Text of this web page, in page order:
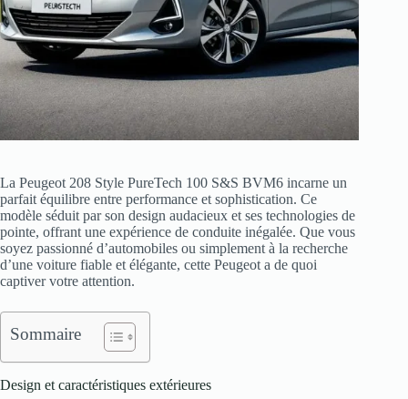
La Peugeot 208 Style PureTech 100 S&S BVM6 incarne un
parfait équilibre entre performance et sophistication. Ce
modèle séduit par son design audacieux et ses technologies de
pointe, offrant une expérience de conduite inégalée. Que vous
soyez passionné d’automobiles ou simplement à la recherche
d’une voiture fiable et élégante, cette Peugeot a de quoi
captiver votre attention.
Sommaire
Design et caractéristiques extérieures